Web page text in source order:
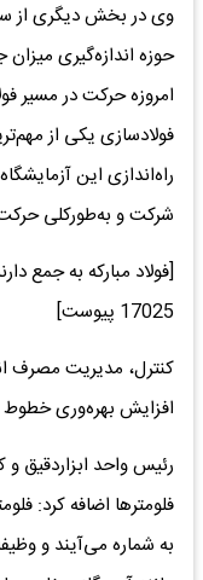
وی در بخش دیگری از
حوزه اندازه‌گیری میزان
امروزه حرکت در مسیر
فولادسازی یکی از
راه‌اندازی این
شرکت و به‌طورکلی حرکت
17025 پیوست]
کنترل، مدیریت مصرف
افزایش بهره‌وری خطوط
رئیس واحد ابزاردقیق و
فلومترها اضافه کرد:
به شماره می‌آیند و